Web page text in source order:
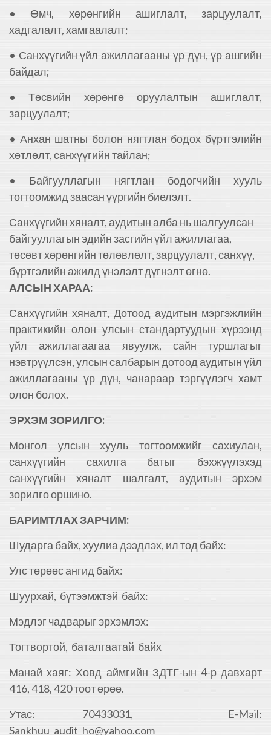
• Өмч, хөрөнгийн ашиглалт, зарцуулалт,
хадгалалт, хамгаалалт;
• Санхүүгийн үйл ажиллагааны үр дүн, үр ашгийн
байдал;
• Төсвийн хөрөнгө оруулалтын ашиглалт,
зарцуулалт;
• Анхан шатны болон нягтлан бодох бүртгэлийн
хөтлөлт, санхүүгийн тайлан;
• Байгууллагын нягтлан бодогчийн хууль
тогтоомжид заасан үүргийн биелэлт.
Санхүүгийн хяналт, аудитын алба нь шалгуулсан
байгууллагын эдийн засгийн үйл ажиллагаа,
төсөвт хөрөнгийн төлөвлөлт, зарцуулалт, санхүү,
бүртгэлийн ажилд үнэлэлт дүгнэлт өгнө.
АЛСЫН ХАРАА:
Санхүүгийн хяналт, Дотоод аудитын мэргэжлийн
практикийн олон улсын стандартуудын хүрээнд
үйл ажиллагаагаа явуулж, сайн туршлагыг
нэвтрүүлсэн, улсын салбарын дотоод аудитын үйл
ажиллагааны үр дүн, чанараар тэргүүлэгч хамт
олон болох.
ЭРХЭМ ЗОРИЛГО:
Монгол улсын хууль тогтоомжийг сахиулан,
санхүүгийн сахилга батыг бэхжүүлэхэд
санхүүгийн хяналт шалгалт, аудитын эрхэм
зорилго оршино.
БАРИМТЛАХ ЗАРЧИМ:
Шударга байх, хуулиа дээдлэх, ил тод байх:
Улс төрөөс ангид байх:
Шуурхай, бүтээмжтэй байх:
Мэдлэг чадварыг эрхэмлэх:
Тогтвортой, баталгаатай байх
Манай хаяг: Ховд аймгийн ЗДТГ-ын 4-р давхарт
416, 418, 420 тоот өрөө.
Утас: 70433031, E-Mail:
Sankhuu_audit_ho@yahoo.com